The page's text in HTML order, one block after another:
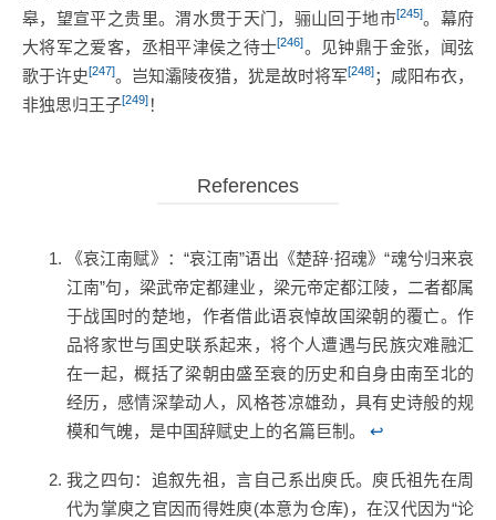
皋，望宣平之贵里。渭水贯于天门，骊山回于地市[245]。幕府
大将军之爱客，丞相平津侯之待士[246]。见钟鼎于金张，闻弦
歌于许史[247]。岂知灞陵夜猎，犹是故时将军[248]；咸阳布衣，
非独思归王子[249] ！
《哀江南赋》：“哀江南”语出《楚辞·招魂》“魂兮归来哀
江南”句，梁武帝定都建业，梁元帝定都江陵，二者都属
于战国时的楚地，作者借此语哀悼故国梁朝的覆亡。作
品将家世与国史联系起来，将个人遭遇与民族灾难融汇
在一起，概括了梁朝由盛至衰的历史和自身由南至北的
经历，感情深挚动人，风格苍凉雄劲，具有史诗般的规
模和气魄，是中国辞赋史上的名篇巨制。 ↩
我之四句：追叙先祖，言自己系出庾氏。庾氏祖先在周
代为掌庾之官因而得姓庾(本意为仓库)，在汉代因为“论